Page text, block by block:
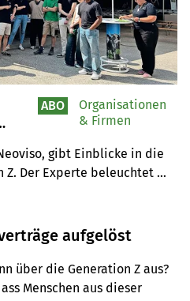
gibt Einblicke in die
Z. Der Experte beleuchtet
ABO
Organisationen
& Firmen
aufgelöst
über die Generation Z aus?
Menschen aus dieser